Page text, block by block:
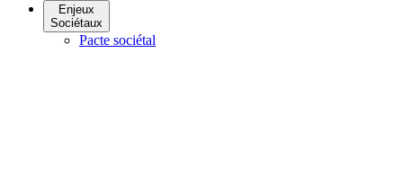
Enjeux
Sociétaux
Pacte sociétal